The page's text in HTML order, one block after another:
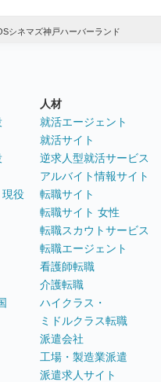
シネマズ神戸ハーバーランド
現役
人材
就活エージェント
就活サイト
逆求人型就活サービス
アルバイト情報サイト
転職サイト
転職サイト 女性
転職スカウトサービス
転職エージェント
看護師転職
介護転職
ハイクラス・
ミドルクラス転職
派遣会社
工場・製造業派遣
派遣求人サイト